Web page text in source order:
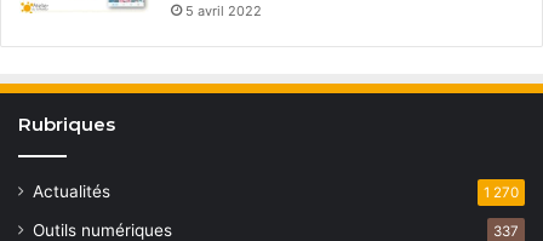
5 avril 2022
Rubriques
Actualités 1 270
Outils numériques 337